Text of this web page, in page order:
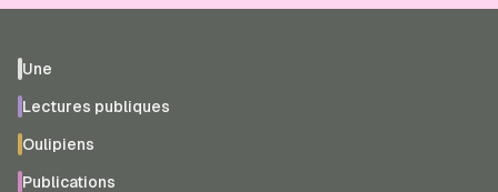
Une
Lectures publiques
Oulipiens
Publications